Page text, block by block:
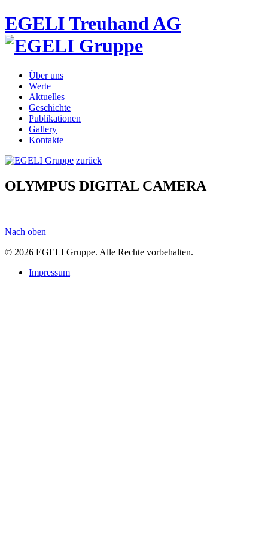
EGELI Treuhand AG
Über uns
Werte
Aktuelles
Geschichte
Publikationen
Gallery
Kontakte
zurück
OLYMPUS DIGITAL CAMERA
Nach oben
© 2026 EGELI Gruppe. Alle Rechte vorbehalten.
Impressum